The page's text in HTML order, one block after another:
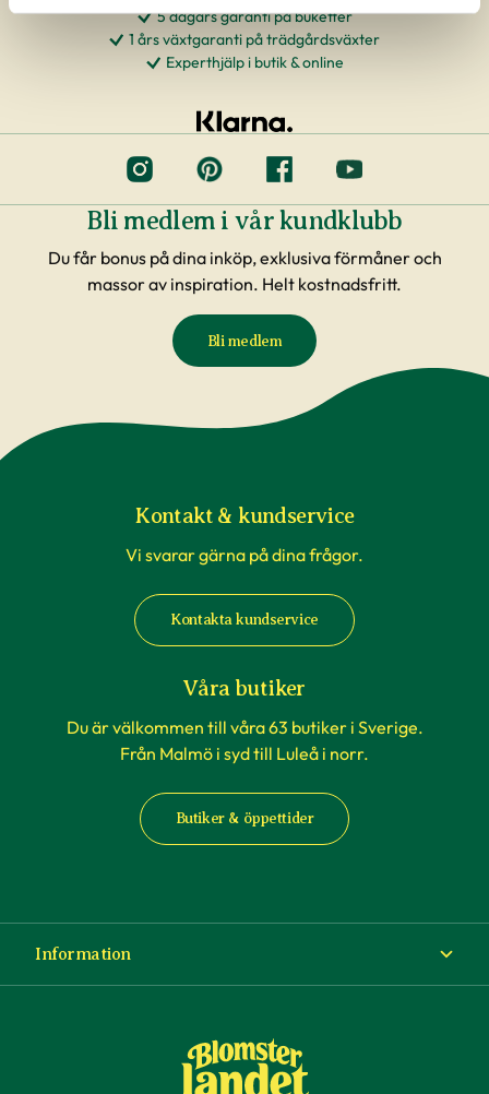
5 dagars garanti på buketter
1 års växtgaranti på trädgårdsväxter
Experthjälp i butik & online
Bli medlem i vår kundklubb
Du får bonus på dina inköp, exklusiva förmåner och
massor av inspiration. Helt kostnadsfritt.
Bli medlem
Kontakt & kundservice
Vi svarar gärna på dina frågor.
Kontakta kundservice
Våra butiker
Du är välkommen till våra 63 butiker i Sverige.
Från Malmö i syd till Luleå i norr.
Butiker & öppettider
Information
Köp- och leveransvillkor